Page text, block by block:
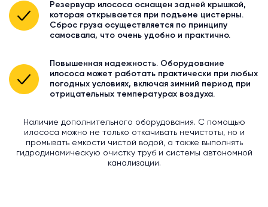
Резервуар илососа оснащен задней крышкой,
которая открывается при подъеме цистерны.
Сброс груза осуществляется по принципу
самосвала, что очень удобно и практично.
Повышенная надежность. Оборудование
илососа может работать практически при любых
погодных условиях, включая зимний период при
отрицательных температурах воздуха.
Наличие дополнительного оборудования. С помощью
илососа можно не только откачивать нечистоты, но и
промывать емкости чистой водой, а также выполнять
гидродинамическую очистку труб и системы автономной
канализации.